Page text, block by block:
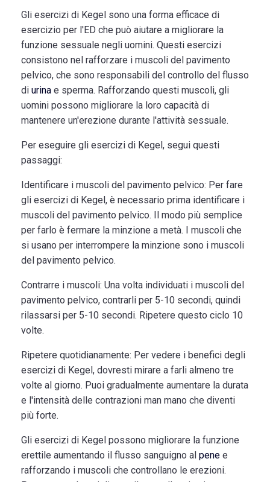
Gli esercizi di Kegel sono una forma efficace di
esercizio per l'ED che può aiutare a migliorare la
funzione sessuale negli uomini. Questi esercizi
consistono nel rafforzare i muscoli del pavimento
pelvico, che sono responsabili del controllo del flusso
di urinae sperma. Rafforzando questi muscoli, gli
uomini possono migliorare la loro capacità di
mantenere un'erezione durante l'attività sessuale.
Per eseguire gli esercizi di Kegel, segui questi
passaggi:
Identificare i muscoli del pavimento pelvico: Per fare
gli esercizi di Kegel, è necessario prima identificare i
muscoli del pavimento pelvico. Il modo più semplice
per farlo è fermare la minzione a metà. I muscoli che
si usano per interrompere la minzione sono i muscoli
del pavimento pelvico.
Contrarre i muscoli: Una volta individuati i muscoli del
pavimento pelvico, contrarli per 5-10 secondi, quindi
rilassarsi per 5-10 secondi. Ripetere questo ciclo 10
volte.
Ripetere quotidianamente: Per vedere i benefici degli
esercizi di Kegel, dovresti mirare a farli almeno tre
volte al giorno. Puoi gradualmente aumentare la durata
e l'intensità delle contrazioni man mano che diventi
più forte.
Gli esercizi di Kegel possono migliorare la funzione
erettile aumentando il flusso sanguigno al penee
rafforzando i muscoli che controllano le erezioni.